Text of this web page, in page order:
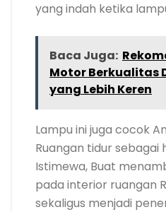
yang indah ketika
Baca Juga:
Motor Berkualitas
yang Lebih Keren
Lampu ini juga cocok
Ruangan tidur sebagai
Istimewa, Buat
pada interior ruangan
sekaligus menjadi